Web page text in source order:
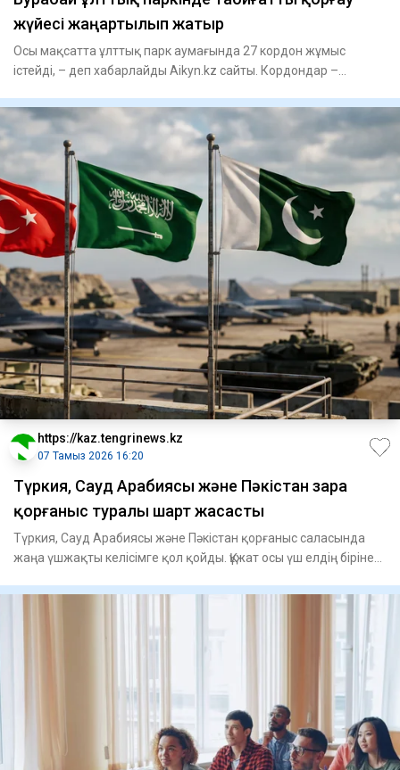
жүйесі жаңартылып жатыр
Осы мақсатта ұлттық парк аумағында 27 кордон жұмыс
істейді, – деп хабарлайды Aikyn.kz сайты. Кордондар –
https://kaz.tengrinews.kz
07 Тамыз 2026 16:20
Түркия, Сауд Арабиясы және Пәкістан өзара
қорғаныс туралы шарт жасасты
Түркия, Сауд Арабиясы және Пәкістан қорғаныс саласында
жаңа үшжақты келісімге қол қойды. Құжат осы үш елдің біріне